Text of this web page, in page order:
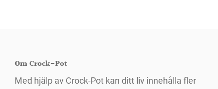
Om Crock-Pot
Med hjälp av Crock-Pot kan ditt liv innehålla fler